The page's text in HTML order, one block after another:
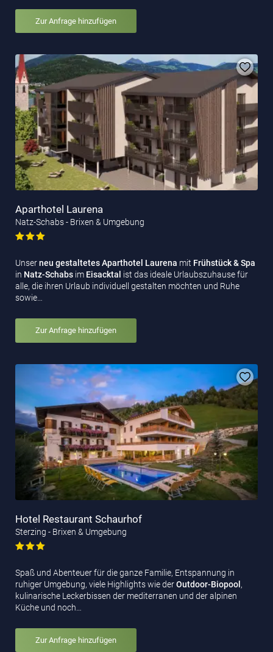
Zur Anfrage hinzufügen
Aparthotel Laurena
Natz-Schabs - Brixen & Umgebung
Unserneu gestaltetes Aparthotel Laurena mit Frühstück & Spa
in Natz-Schabs im Eisacktal ist das ideale Urlaubszuhause für
alle, die ihren Urlaub individuell gestalten möchten und Ruhe
sowie…
Zur Anfrage hinzufügen
Hotel Restaurant Schaurhof
Sterzing - Brixen & Umgebung
Spaß und Abenteuer für die ganze Familie, Entspannung in
ruhiger Umgebung, viele Highlights wie derOutdoor-Biopool ,
kulinarische Leckerbissen der mediterranen und der alpinen
Küche und noch…
Zur Anfrage hinzufügen